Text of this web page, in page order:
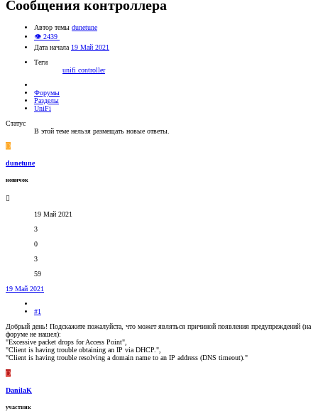
Сообщения контроллера
Автор темы dunetune
👁 2439
Дата начала 19 Май 2021
Теги
unifi controller
Форумы
Разделы
UniFi
Статус
В этой теме нельзя размещать новые ответы.
D
dunetune
новичок
19 Май 2021
3
0
3
59
19 Май 2021
#1
Добрый день! Подскажите пожалуйста, что может являться причиной появления предупреждений (на
форуме не нашел):
"Excessive packet drops for Access Point",
"Client is having trouble obtaining an IP via DHCP.",
"Client is having trouble resolving a domain name to an IP address (DNS timeout)."
D
DanilaK
участник